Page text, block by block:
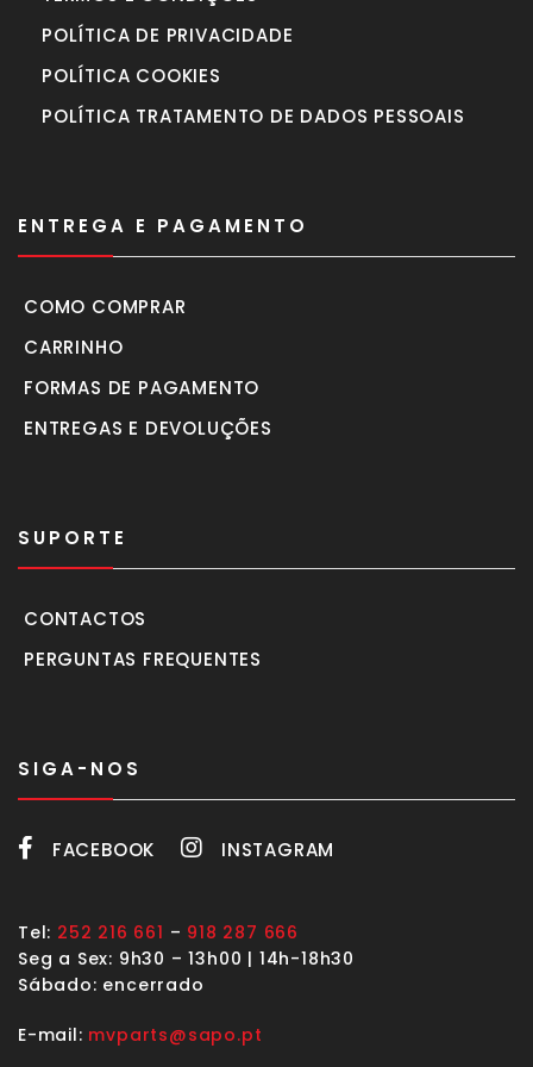
POLÍTICA DE PRIVACIDADE
POLÍTICA COOKIES
POLÍTICA TRATAMENTO DE DADOS PESSOAIS
ENTREGA E PAGAMENTO
COMO COMPRAR
CARRINHO
FORMAS DE PAGAMENTO
ENTREGAS E DEVOLUÇÕES
SUPORTE
CONTACTOS
PERGUNTAS FREQUENTES
SIGA-NOS
FACEBOOK INSTAGRAM
Tel: 252 216 661 – 918 287 666
Seg a Sex: 9h30 – 13h00 | 14h-18h30
Sábado: encerrado
E-mail: mvparts@sapo.pt